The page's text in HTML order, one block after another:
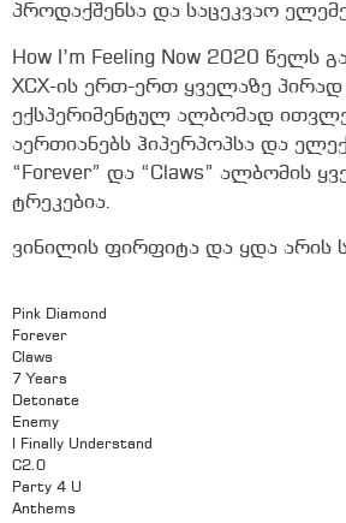
პროდაქშენსა და საცეკვაო
How I’m Feeling Now 2020 წელს
XCX-ის ერთ-ერთ ყველაზე
ექსპერიმენტულ ალბომად
აერთიანებს ჰიპერპოპსა და
“Forever” და “Claws” ალბომის
ტრეკებია.
ვინილის ფირფიტა და ყდა არის
Pink Diamond
Forever
Claws
7 Years
Detonate
Enemy
I Finally Understand
C2.0
Party 4 U
Anthems